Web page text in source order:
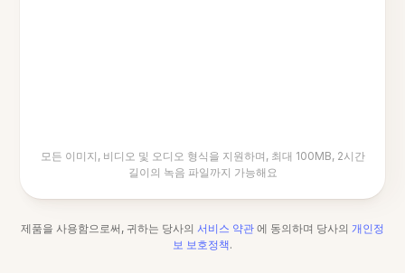
모든 이미지, 비디오 및 오디오 형식을 지원하며, 최대 100MB, 2시간
길이의 녹음 파일까지 가능해요
제품을 사용함으로써, 귀하는 당사의 서비스 약관 에 동의하며 당사의 개인정
보 보호정책.